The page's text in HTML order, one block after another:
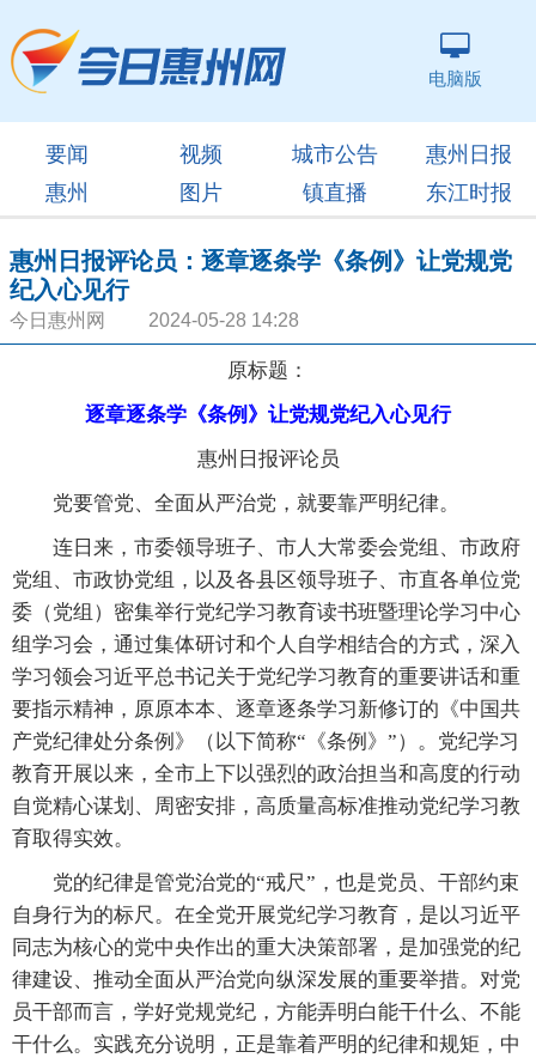
电脑版
要闻 视频 城市公告
惠州日报
惠州
图片 镇直播 东江时报
惠州日报评论员：逐章逐条学《条例》让党规党
纪入心见行
今日惠州网 2024-05-28 14:28
原标题：
逐章逐条学《条例》让党规党纪入心见行
惠州日报评论员
党要管党、全面从严治党，就要靠严明纪律。
连日来，市委领导班子、市人大常委会党组、市政府
党组、市政协党组，以及各县区领导班子、市直各单位党
委（党组）密集举行党纪学习教育读书班暨理论学习中心
组学习会，通过集体研讨和个人自学相结合的方式，深入
学习领会习近平总书记关于党纪学习教育的重要讲话和重
要指示精神，原原本本、逐章逐条学习新修订的《中国共
产党纪律处分条例》（以下简称“《条例》”）。党纪学习
教育开展以来，全市上下以强烈的政治担当和高度的行动
自觉精心谋划、周密安排，高质量高标准推动党纪学习教
育取得实效。
党的纪律是管党治党的“戒尺”，也是党员、干部约束
自身行为的标尺。在全党开展党纪学习教育，是以习近平
同志为核心的党中央作出的重大决策部署，是加强党的纪
律建设、推动全面从严治党向纵深发展的重要举措。对党
员干部而言，学好党规党纪，方能弄明白能干什么、不能
干什么。实践充分说明，正是靠着严明的纪律和规矩，中